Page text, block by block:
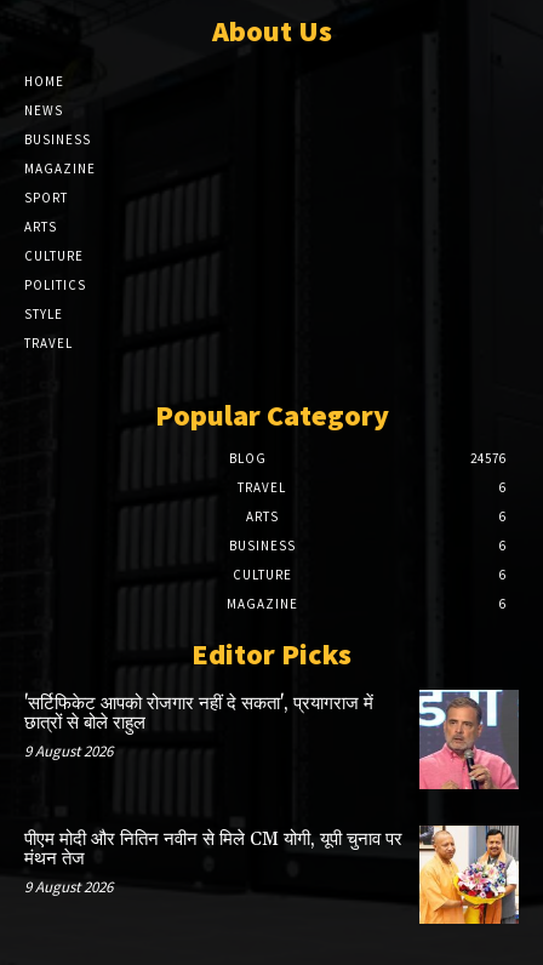
About Us
HOME
NEWS
BUSINESS
MAGAZINE
SPORT
ARTS
CULTURE
POLITICS
STYLE
TRAVEL
Popular Category
BLOG
24576
TRAVEL
6
ARTS
6
BUSINESS
6
CULTURE
6
MAGAZINE
6
Editor Picks
'सर्टिफिकेट आपको रोजगार नहीं दे सकता', प्रयागराज में
छात्रों से बोले राहुल
9 August 2026
पीएम मोदी और नितिन नवीन से मिले CM योगी, यूपी चुनाव पर
मंथन तेज
9 August 2026